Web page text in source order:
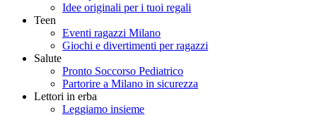
Idee originali per i tuoi regali
Teen
Eventi ragazzi Milano
Giochi e divertimenti per ragazzi
Salute
Pronto Soccorso Pediatrico
Partorire a Milano in sicurezza
Lettori in erba
Leggiamo insieme